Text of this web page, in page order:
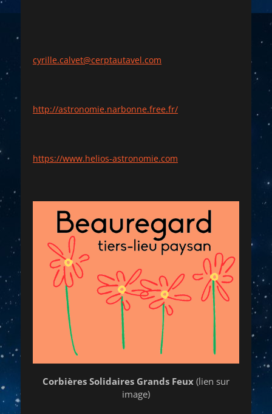
cyrille.calvet@cerptautavel.com
http://astronomie.narbonne.free.fr/
https://www.helios-astronomie.com
Corbières Solidaires Grands Feux (lien sur
image)